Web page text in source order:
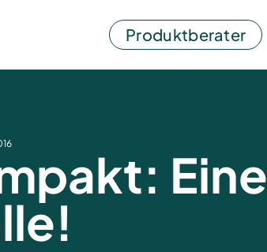
Produktberater
Eine